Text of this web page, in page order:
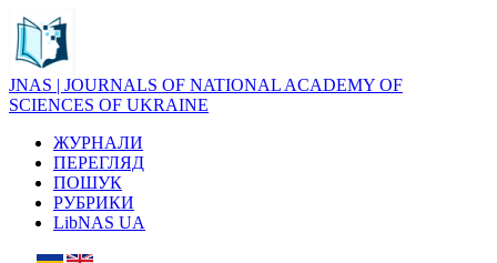
JNAS | JOURNALS OF NATIONAL ACADEMY OF
SCIENCES OF UKRAINE
ЖУРНАЛИ
ПЕРЕГЛЯД
ПОШУК
РУБРИКИ
LibNAS UA